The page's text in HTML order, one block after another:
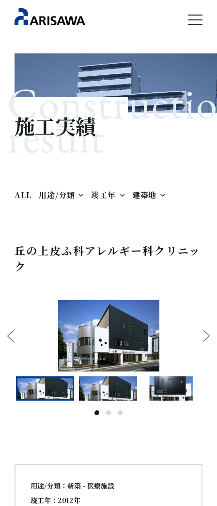
result
施工実績
ALL 用途/分類 竣工年 建築地
丘の上皮ふ科アレルギー科クリニッ
ク
用途/分類：新築 - 医療施設
竣工年：2012年